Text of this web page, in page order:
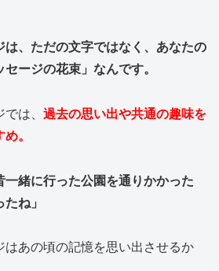
は、ただの文字ではなく、あなたの
ージの花束」なんです。
は、 過去の思い出や共通の趣味を
。
一緒に行った公園を通りかかった
ね」
はあの頃の記憶を思い出させるか